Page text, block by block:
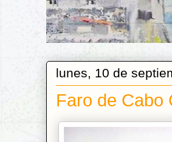
lunes, 10 de
Faro de Cabo